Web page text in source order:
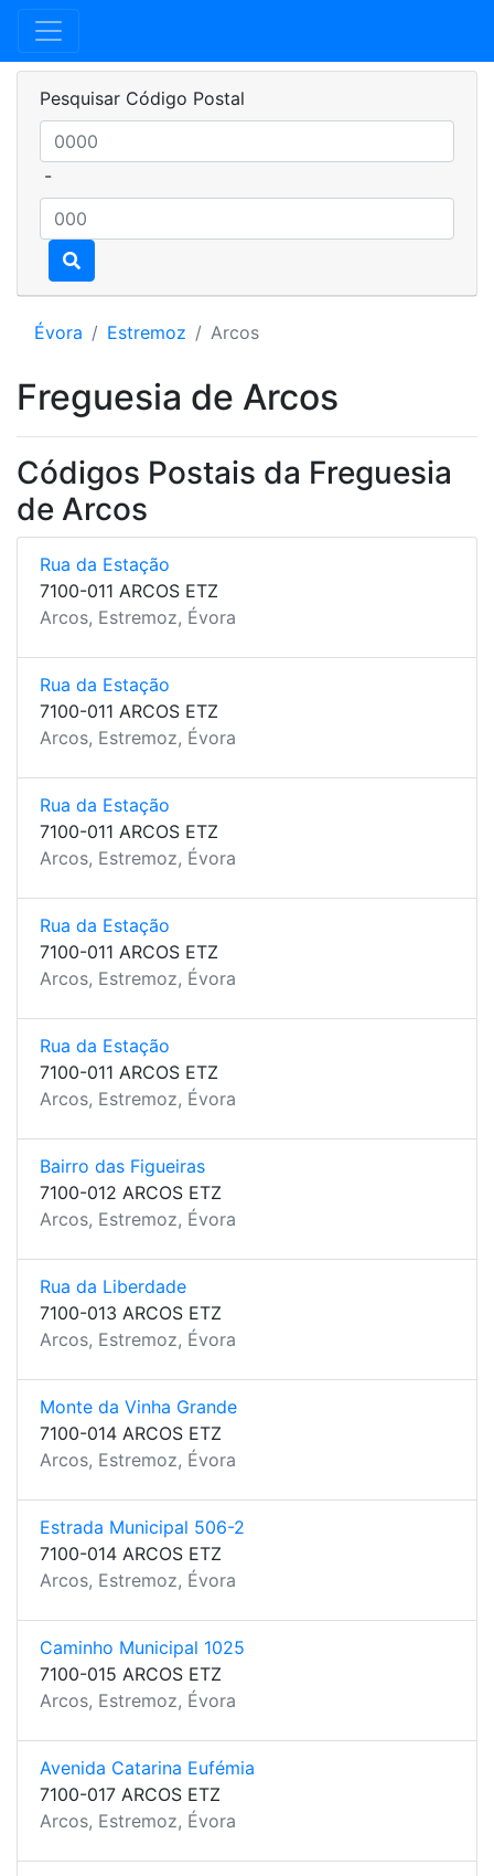
Pesquisar Código Postal
-
Évora Estremoz Arcos
Freguesia de Arcos
Códigos Postais da Freguesia
de Arcos
Rua da Estação
7100-011 ARCOS ETZ
Arcos, Estremoz, Évora
Rua da Estação
7100-011 ARCOS ETZ
Arcos, Estremoz, Évora
Rua da Estação
7100-011 ARCOS ETZ
Arcos, Estremoz, Évora
Rua da Estação
7100-011 ARCOS ETZ
Arcos, Estremoz, Évora
Rua da Estação
7100-011 ARCOS ETZ
Arcos, Estremoz, Évora
Bairro das Figueiras
7100-012 ARCOS ETZ
Arcos, Estremoz, Évora
Rua da Liberdade
7100-013 ARCOS ETZ
Arcos, Estremoz, Évora
Monte da Vinha Grande
7100-014 ARCOS ETZ
Arcos, Estremoz, Évora
Estrada Municipal 506-2
7100-014 ARCOS ETZ
Arcos, Estremoz, Évora
Caminho Municipal 1025
7100-015 ARCOS ETZ
Arcos, Estremoz, Évora
Avenida Catarina Eufémia
7100-017 ARCOS ETZ
Arcos, Estremoz, Évora